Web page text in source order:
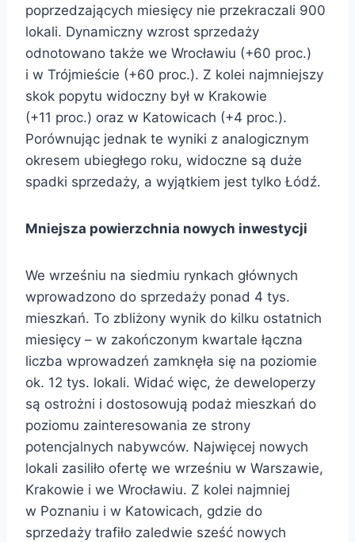
poprzedzających miesięcy nie przekraczali 900
lokali. Dynamiczny wzrost sprzedaży
odnotowano także we Wrocławiu (+60 proc.)
i w Trójmieście (+60 proc.). Z kolei najmniejszy
skok popytu widoczny był w Krakowie
(+11 proc.) oraz w Katowicach (+4 proc.).
Porównując jednak te wyniki z analogicznym
okresem ubiegłego roku, widoczne są duże
spadki sprzedaży, a wyjątkiem jest tylko Łódź.
Mniejsza powierzchnia nowych inwestycji
We wrześniu na siedmiu rynkach głównych
wprowadzono do sprzedaży ponad 4 tys.
mieszkań. To zbliżony wynik do kilku ostatnich
miesięcy – w zakończonym kwartale łączna
liczba wprowadzeń zamknęła się na poziomie
ok. 12 tys. lokali. Widać więc, że deweloperzy
są ostrożni i dostosowują podaż mieszkań do
poziomu zainteresowania ze strony
potencjalnych nabywców. Najwięcej nowych
lokali zasiliło ofertę we wrześniu w Warszawie,
Krakowie i we Wrocławiu. Z kolei najmniej
w Poznaniu i w Katowicach, gdzie do
sprzedaży trafiło zaledwie sześć nowych